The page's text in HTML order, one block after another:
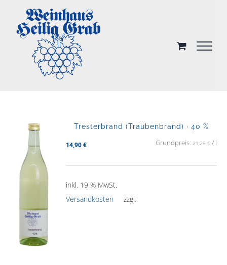
content
Tresterbrand (Traubenbrand) · 40 %
14,90€ Grundpreis: 21,29 €/ l
inkl. 19 % MwSt.
zzgl.
Versandkosten